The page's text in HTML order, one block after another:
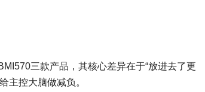
三款产品，其核心差异在于“放进去了更
主控大脑做减负。